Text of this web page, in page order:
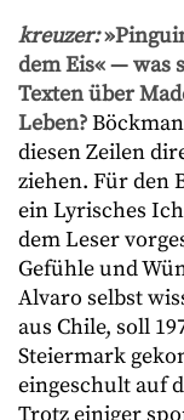
kreuzer:
dem Eis« — was
Texten über
Leben?
diesen Zeilen
ziehen. Für den
ein Lyrisches
dem Leser
Gefühle und
Alvaro selbst
aus Chile, soll
Steiermark
eingeschult auf